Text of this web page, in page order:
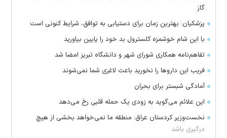
گاز
پزشکیان: بهترین زمان برای دستیابی به توافق، شرایط کنونی است
با این شام خوشمزه کلسترول بد خود را پایین بیاورید
تفاهم‌نامه همکاری شورای شهر و دانشگاه تبریز امضا شد
فریب این دارو‌ها را نخورید باعث لاغری شما نمی‌شوند
آمادگی شبستر برای بحران
این علائم می‌گوید به زودی یک حمله قلبی رخ می‌دهد
نخست‌وزیر کردستان عراق: منطقه ما نمی‌خواهد بخشی از هیچ
درگیری باشد